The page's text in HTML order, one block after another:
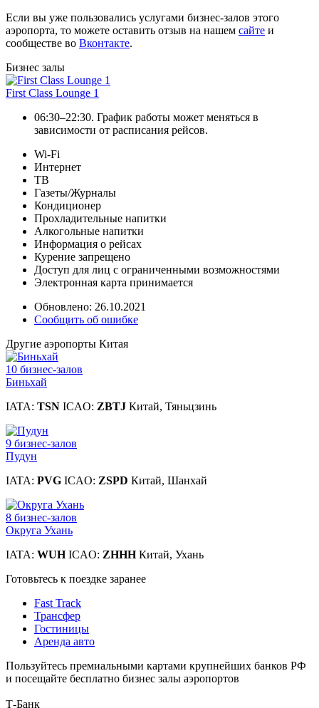
Если вы уже пользовались услугами бизнес-залов этого
аэропорта, то можете оставить отзыв на нашем сайте и
сообществе во Вконтакте.
Бизнес залы
First Class Lounge 1
06:30–22:30. График работы может меняться в
зависимости от расписания рейсов.
Wi-Fi
Интернет
ТВ
Газеты/Журналы
Кондиционер
Прохладительные напитки
Алкогольные напитки
Информация о рейсах
Курение запрещено
Доступ для лиц с ограниченными возможностями
Электронная карта принимается
Обновлено: 26.10.2021
Сообщить об ошибке
Другие аэропорты Китая
10 бизнес-залов
Биньхай
IATA: TSN ICAO: ZBTJ Китай, Тяньцзинь
9 бизнес-залов
Пудун
IATA: PVG ICAO: ZSPD Китай, Шанхай
8 бизнес-залов
Округа Ухань
IATA: WUHICAO: ZHHH Китай, Ухань
Готовьтесь к поездке заранее
Fast Track
Трансфер
Гостиницы
Аренда авто
Пользуйтесь премиальными картами крупнейших банков РФ
и посещайте бесплатно бизнес залы аэропортов
Т-Банк